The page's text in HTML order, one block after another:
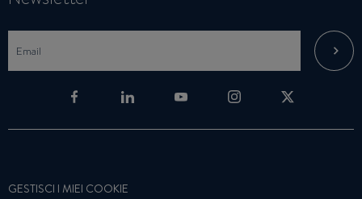
GESTISCI I MIEI COOKIE